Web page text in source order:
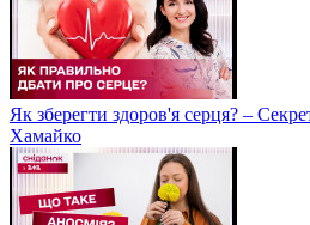
Як зберегти здоров'я серця? –
Хамайко